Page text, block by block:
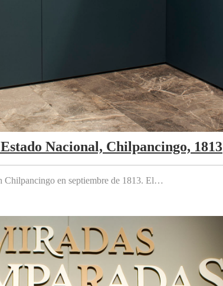
Nacional, Chilpancingo, 1813
Chilpancingo en septiembre de 1813. El…